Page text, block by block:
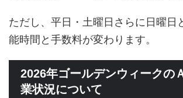
ただし、平日・土曜日さらに日曜日
能時間と手数料が変わります。
2026年ゴールデンウィークの
業状況について